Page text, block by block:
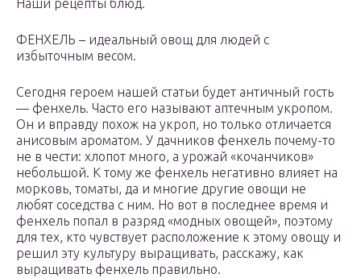
Наши рецепты блюд.
ФЕНХЕЛЬ – идеальный овощ для людей с
избыточным весом.
Сегодня героем нашей статьи будет античный гость
— фенхель. Часто его называют аптечным укропом.
Он и вправду похож на укроп, но только отличается
анисовым ароматом. У дачников фенхель почему-то
не в чести: хлопот много, а урожай «кочанчиков»
небольшой. К тому же фенхель негативно влияет на
морковь, томаты, да и многие другие овощи не
любят соседства с ним. Но вот в последнее время и
фенхель попал в разряд «модных овощей», поэтому
для тех, кто чувствует расположение к этому овощу и
решил эту культуру выращивать, расскажу, как
выращивать фенхель правильно.